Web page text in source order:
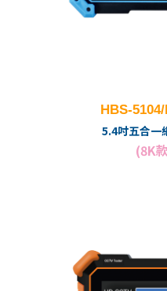
HBS-
5.4吋五合一
(8K